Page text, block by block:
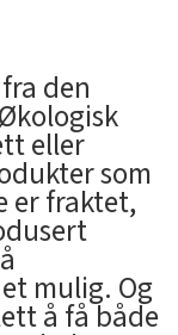
den
eller
som
er fraktet,
mulig. Og
å få både